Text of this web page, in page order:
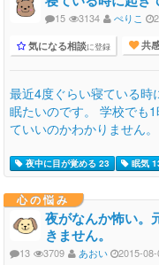
15 3134 ぺりこ
気になる相談に登録 共
最近4度ぐらい寝ている時
眠たいのです。 学校でも
ていいのかわかりません。
夜中に目が覚める 23 眠気
心の悩み
夜がなんか怖い。
きません。
13 3709 あおい 2015-